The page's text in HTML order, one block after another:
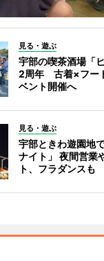
見る・遊ぶ
宇部の喫茶酒場「
2周年 古着×フー
ベント開催へ
見る・遊ぶ
宇部ときわ遊園地
ナイト」 夜間営業
ト、フラダンスも